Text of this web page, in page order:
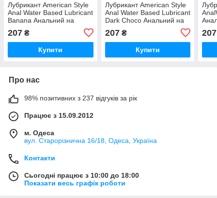
Лубрикант American Style
Anal Water Based Lubricant
Banana Анальний на
водно-силіконовій основі
Банан 115 мл
207 ₴
Купити
Лубрикант American Style
Anal Water Based Lubricant
Dark Choco Анальний на
водно-силіконовій основі
Шоколад 115 мл
207₴
Купити
207
Про нас
98% позитивних з 237 відгуків за рік
Працює з 15.09.2012
м. Одеса
вул. Старорізнична 16/18, Одеса, Україна
Контакти
Сьогодні працює з 10:00 до 18:00
Показати весь графік роботи